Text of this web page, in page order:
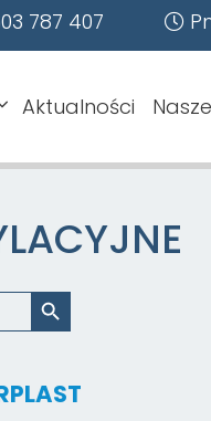
787 407
Aktualności
Search Button